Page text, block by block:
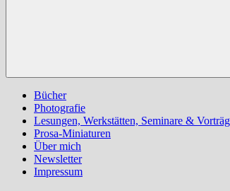
Bücher
Photografie
Lesungen, Werkstätten, Seminare &
Prosa-Miniaturen
Über mich
Newsletter
Impressum